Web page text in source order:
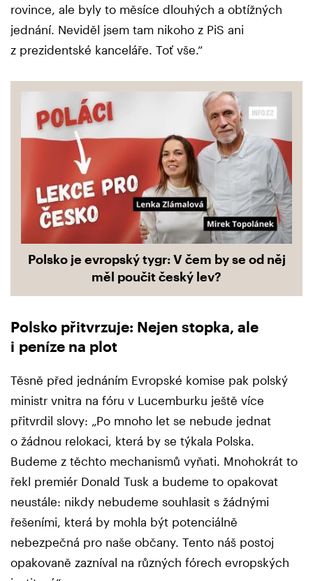
rovince, ale byly to měsíce dlouhých a obtížných
jednání. Neviděl jsem tam nikoho z PiS ani
z prezidentské kanceláře. Toť vše.“
Polsko je evropský tygr: V čem by se od něj
měl poučit český lev?
Polsko přitvrzuje: Nejen stopka, ale
i peníze na plot
Těsně před jednáním Evropské komise pak polský
ministr vnitra na fóru v Lucemburku ještě více
přitvrdil slovy: „Po mnoho let se nebude jednat
o žádnou relokaci, která by se týkala Polska.
Budeme z těchto mechanismů vyňati. Mnohokrát to
řekl premiér Donald Tusk a budeme to opakovat
neustále: nikdy nebudeme souhlasit s žádnými
řešeními, která by mohla být potenciálně
nebezpečná pro naše občany. Tento náš postoj
opakovaně zazníval na různých fórech evropských